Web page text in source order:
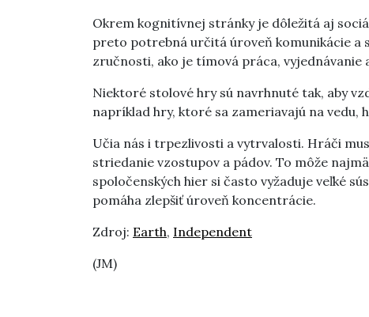
Okrem kognitívnej stránky je dôležitá aj
preto potrebná určitá úroveň komunikácie a
zručnosti, ako je tímová práca, vyjednávanie
Niektoré stolové hry sú navrhnuté tak, aby
napríklad hry, ktoré sa zameriavajú na
Učia nás i trpezlivosti a vytrvalosti. Hráči
striedanie vzostupov a pádov. To môže
spoločenských hier si často vyžaduje veľké
pomáha zlepšiť úroveň koncentrácie.
Zdroj: Earth, Independent
(JM)